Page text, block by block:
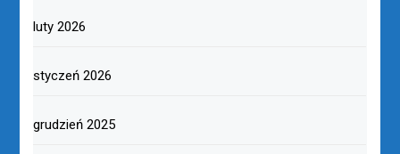
luty 2026
styczeń 2026
grudzień 2025